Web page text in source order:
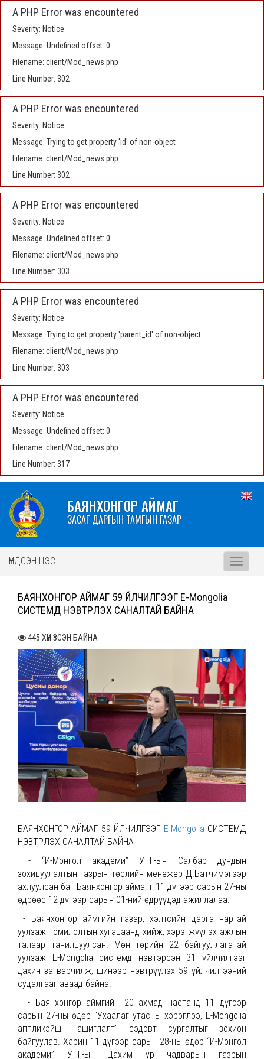
A PHP Error was encountered
Severity: Notice
Message: Undefined offset: 0
Filename: client/Mod_news.php
Line Number: 302
A PHP Error was encountered
Severity: Notice
Message: Trying to get property 'id' of non-object
Filename: client/Mod_news.php
Line Number: 302
A PHP Error was encountered
Severity: Notice
Message: Undefined offset: 0
Filename: client/Mod_news.php
Line Number: 303
A PHP Error was encountered
Severity: Notice
Message: Trying to get property 'parent_id' of non-object
Filename: client/Mod_news.php
Line Number: 303
A PHP Error was encountered
Severity: Notice
Message: Undefined offset: 0
Filename: client/Mod_news.php
Line Number: 317
БАЯНХОНГОР АЙМАГ
ЗАСАГ ДАРГЫН ТАМГЫН ГАЗАР
ҮНДСЭН ЦЭС
Toggle
БАЯНХОНГОР АЙМАГ 59 ҮЙЛЧИЛГЭЭГ E-Mongolia
СИСТЕМД НЭВТРҮҮЛЭХ САНАЛТАЙ БАЙНА
445 ХҮН ҮЗСЭН БАЙНА
БАЯНХОНГОР АЙМАГ 59 ҮЙЛЧИЛГЭЭГ E-Mongolia СИСТЕМД
НЭВТРҮҮЛЭХ САНАЛТАЙ БАЙНА
- “И-Монгол академи” УТҮГ-ын Салбар дундын
зохицуулалтын газрын төслийн менежер Д.Батчимэгээр
ахлуулсан баг Баянхонгор аймагт 11 дүгээр сарын 27-ны
өдрөөс 12 дүгээр сарын 01-ний өдрүүдэд ажиллалаа.
- Баянхонгор аймгийн газар, хэлтсийн дарга нартай
уулзаж томилолтын хугацаанд хийж, хэрэгжүүлэх ажлын
талаар танилцуулсан. Мөн төрийн 22 байгууллагатай
уулзаж E-Mongolia системд нэвтэрсэн 31 үйлчилгээг
дахин загварчилж, шинээр нэвтрүүлэх 59 үйлчилгээний
судалгааг аваад байна.
- Баянхонгор аймгийн 20 ахмад настанд 11 дүгээр
сарын 27-ны өдөр "Ухаалаг утасны хэрэглээ, E-Mongolia
аппликэйшн ашиглалт" сэдэвт сургалтыг зохион
байгуулав. Харин 11 дүгээр сарын 28-ны өдөр “И-Монгол
академи” УТҮГ-ын Цахим ур чадварын газрын